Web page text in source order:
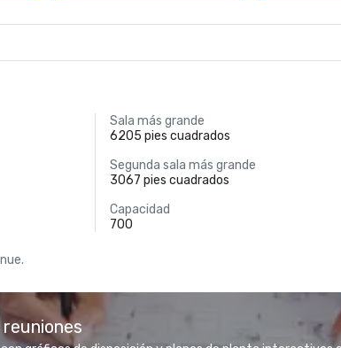
Sala más grande
6205 pies cuadrados
Segunda sala más grande
3067 pies cuadrados
Capacidad
700
reuniones